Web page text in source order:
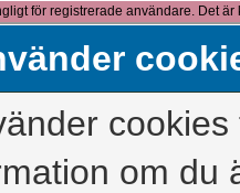
för registrerade användare. Det
om du